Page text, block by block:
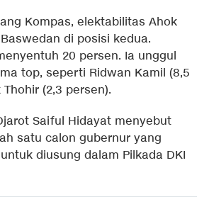
Kompas, elektabilitas Ahok
di posisi kedua.
20 persen. Ia unggul
top, seperti Ridwan Kamil (8,5
(2,3 persen).
Saiful Hidayat menyebut
satu calon gubernur yang
diusung dalam Pilkada DKI